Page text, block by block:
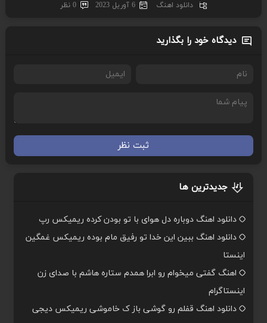
دانلود اهنگ 6 آوریل 2023 0 نظر
دیدگاه خود را بگذارید
ثبت نظر
جدیدترین ها
دانلود اهنگ دوباره دل هوای با تو بودن کرده ریمیکس رپ
دانلود اهنگ ببین این خدا تو رفیق مام بوده ریمیکس غمگین
اینستا
اهنگ گفتی میخوام رو ابرا همدم ستاره هاشم با صدای زن
اینستاگرام
دانلود اهنگ قفلم رو گوشی باز ک خاموشی ریمیکس دیجی